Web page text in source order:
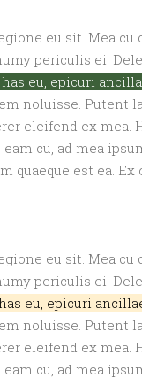
eu sit. Mea cu
periculis ei.
eu, epicuri
noluisse. Putent
eleifend ex mea.
cu, ad mea
quaeque est ea.
eu sit. Mea cu
periculis ei.
eu, epicuri
noluisse. Putent
eleifend ex mea.
cu, ad mea